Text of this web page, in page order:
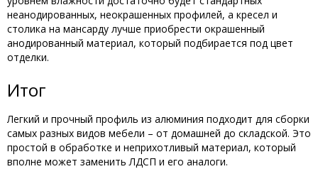
неанодированных, неокрашенных профилей, а кресел и
столика на мансарду лучше приобрести окрашенный
анодированный материал, который подбирается под цвет
отделки.
Итог
Легкий и прочный профиль из алюминия подходит для сборки
самых разных видов мебели – от домашней до складской. Это
простой в обработке и неприхотливый материал, который
вполне может заменить ЛДСП и его аналоги.